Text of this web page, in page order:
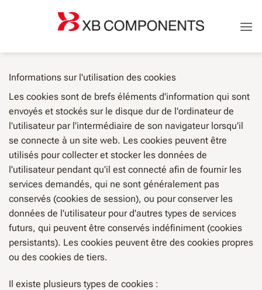
Informations sur l'utilisation des cookies
Les cookies sont de brefs éléments d'information qui sont
envoyés et stockés sur le disque dur de l'ordinateur de
l'utilisateur par l'intermédiaire de son navigateur lorsqu'il
se connecte à un site web. Les cookies peuvent être
utilisés pour collecter et stocker les données de
l'utilisateur pendant qu'il est connecté afin de fournir les
services demandés, qui ne sont généralement pas
conservés (cookies de session), ou pour conserver les
données de l'utilisateur pour d'autres types de services
futurs, qui peuvent être conservés indéfiniment (cookies
persistants). Les cookies peuvent être des cookies propres
ou des cookies de tiers.
Il existe plusieurs types de cookies :